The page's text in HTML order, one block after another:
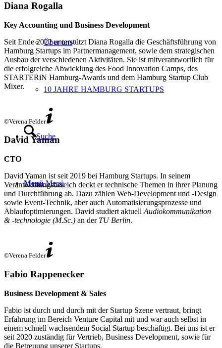
Über uns
10 JAHRE HAMBURG STARTUPS
Suche
Menü Menü
Diana Rogalla
Key Accounting und Business Development
Seit Ende 2022 unterstützt Diana Rogalla die Geschäftsführung von
Hamburg Startups im Partnermanagement, sowie dem strategischen
Ausbau der verschiedenen Aktivitäten. Sie ist mitverantwortlich für
die erfolgreiche Abwicklung des Food Innovation Camps, des
STARTERiN Hamburg-Awards und dem Hamburg Startup Club
Mixer.
©Verena Felder
David Yaman
CTO
David Yaman ist seit 2019 bei Hamburg Startups. In seinem
Verantwortungsbereich deckt er technische Themen in ihrer Planung
und Durchführung ab. Dazu zählen Web-Development und -Design
sowie Event-Technik, aber auch Automatisierungsprozesse und
Ablaufoptimierungen. David studiert aktuell Audiokommunikation
& -technologie (M.Sc.) an der TU Berlin.
©Verena Felder
Fabio Rappenecker
Business Development & Sales
Fabio ist durch und durch mit der Startup Szene vertraut, bringt
Erfahrung im Bereich Venture Capital mit und war auch selbst in
einem schnell wachsendem Social Startup beschäftigt. Bei uns ist er
seit 2020 zuständig für Vertrieb, Business Development, sowie für
die Betreuung unserer Startups.